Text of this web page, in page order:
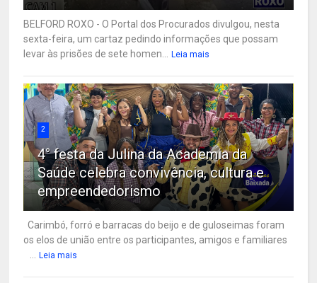
BELFORD ROXO - O Portal dos Procurados divulgou, nesta
sexta-feira, um cartaz pedindo informações que possam
levar às prisões de sete homen... Leia mais
2
4° festa da Julina da Academia da
Saúde celebra convivência, cultura e
empreendedorismo
Carimbó, forró e barracas do beijo e de guloseimas foram
os elos de união entre os participantes, amigos e familiares
... Leia mais